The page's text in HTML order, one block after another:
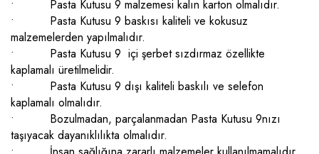
• Pasta Kutusu 9 malzemesi kalın karton olmalıdır.
• Pasta Kutusu 9 baskısı kaliteli ve kokusuz
malzemelerden yapılmalıdır.
• Pasta Kutusu 9 içi şerbet sızdırmaz özellikte
kaplamalı üretilmelidir.
• Pasta Kutusu 9 dışı kaliteli baskılı ve selefon
kaplamalı olmalıdır.
• Bozulmadan, parçalanmadan Pasta Kutusu 9nızı
taşıyacak dayanıklılıkta olmalıdır.